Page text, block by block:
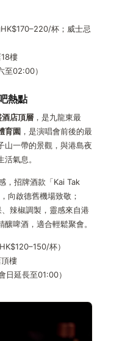
杯；威士忌
樓
至02:00）
熱點
酒店頂層 ，是九龍東最
育園 ，是演唱會前後的最
山一帶的景觀，與港島夜
氣息。
，招牌酒款「Kai Tak
向啟德舊機場致敬；
、辣椒調製，靈感來自港
啤酒，適合輕鬆聚會。
杯）
樓
延長至01:00）